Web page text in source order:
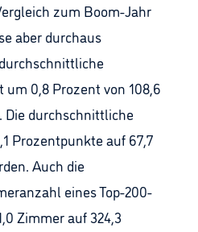
zum Boom-Jahr
aber durchaus
0,8 Prozent von 108,6
Die durchschnittliche
Prozentpunkte auf 67,7
Auch die
eines Top-200-
Zimmer auf 324,3